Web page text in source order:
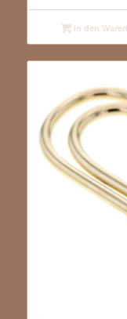
In den